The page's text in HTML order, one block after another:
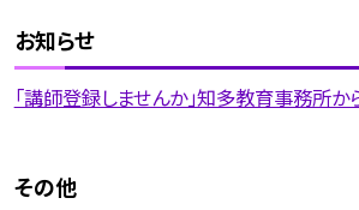
お知らせ
「講師登録しませんか」知多教育事務所か
その他